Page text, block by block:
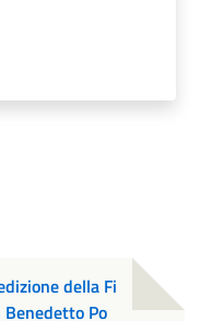
della Fi
Po